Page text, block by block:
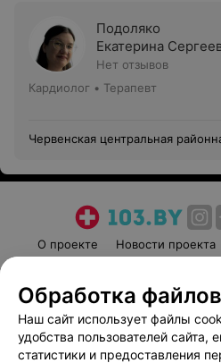
Подоляко
Екатерина
Нет отзывов
Кардиолог • Терапевт
Червенская центральная
О проекте Новости проекта
Пользовательское
Вакансии
Написать
Обработка
Наш сайт использует файлы
удобства пользователей сайта,
статистики и предоставления